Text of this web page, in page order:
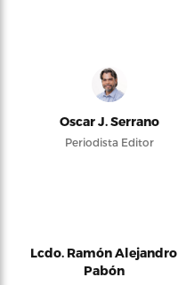
Oscar J. Serrano
Periodista Editor
Lcdo. Ramón Alejandro
Pabón